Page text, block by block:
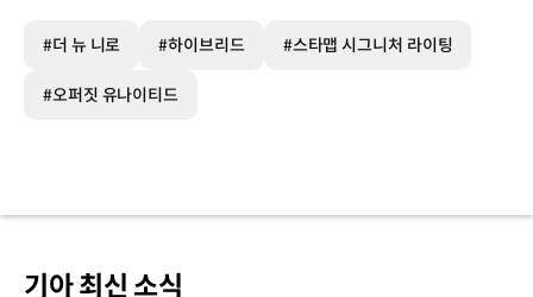
#더 뉴 니로 #하이브리드 #스타맵 시그니처 라이팅
#오퍼짓 유나이티드
기아 최신 소식